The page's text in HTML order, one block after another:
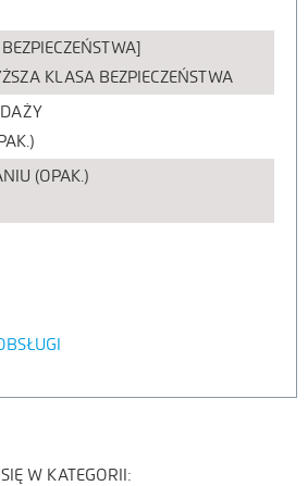
KLASA BEZPIECZEŃSTWA
(OPAK.)
W KATEGORII: